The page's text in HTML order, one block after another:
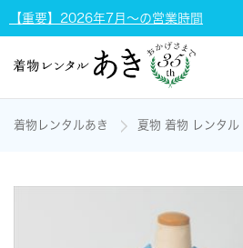
【重要】2026年7月～の営業時間
着物レンタルあき 夏物 着物 レンタル